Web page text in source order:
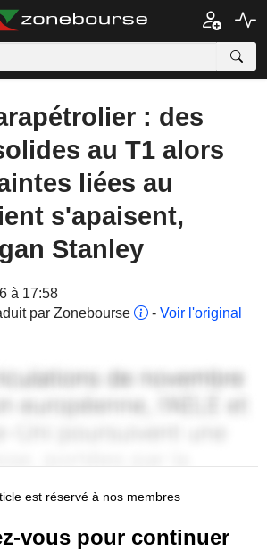
: des
au T1 alors
liées au
s'apaisent,
Stanley
à 17:58
par Zonebourse
- Voir l'original
est réservé à nos membres
vous pour continuer